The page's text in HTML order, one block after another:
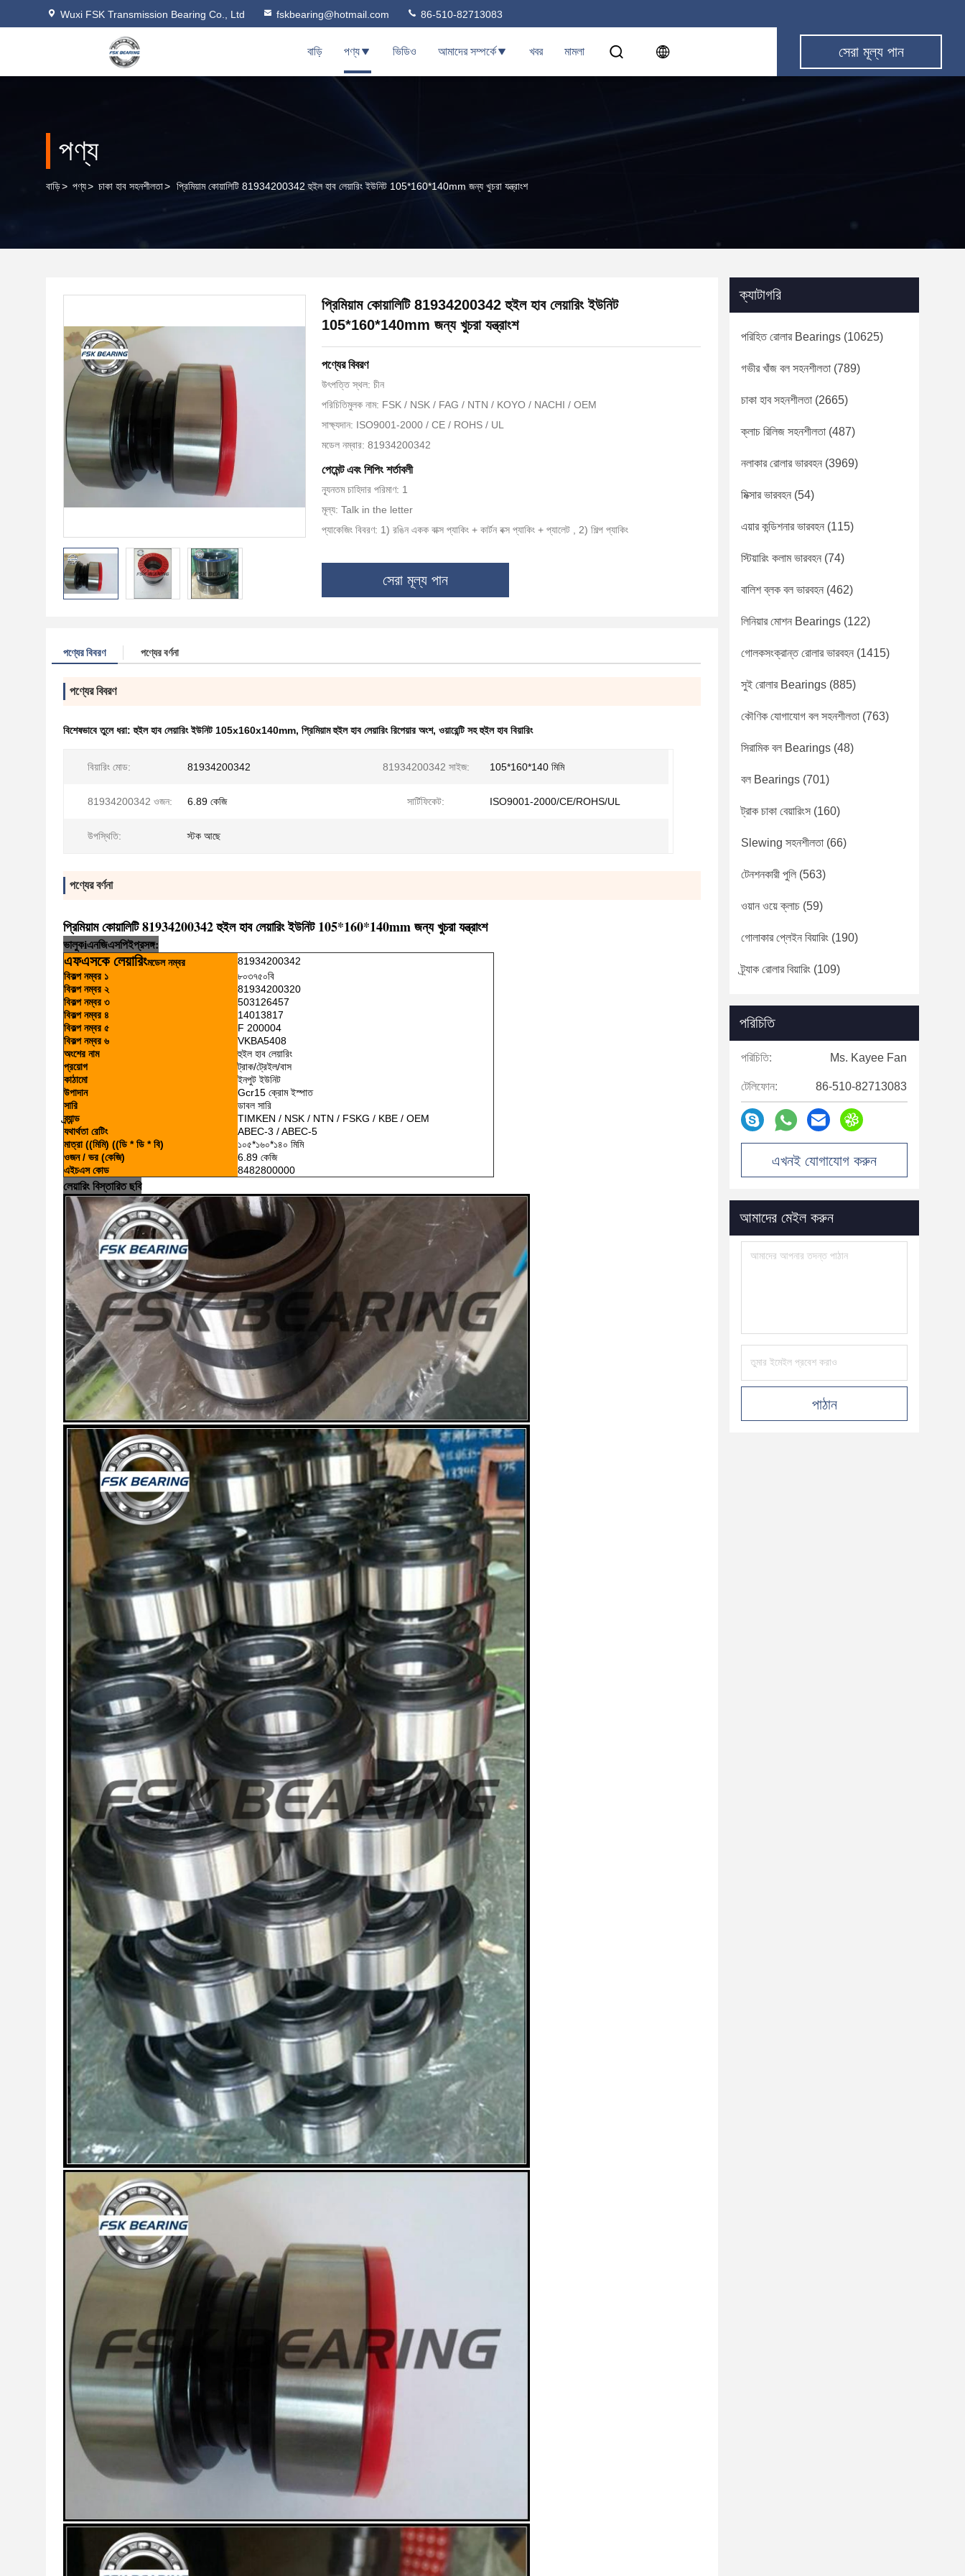
Wuxi FSK Transmission Bearing Co., Ltd fskbearing@hotmail.com 86-510-82713083
বাড়ি পণ্য ভিডিও আমাদের সম্পর্কে খবর মামলা সেরা মূল্য পান
পণ্য
বাড়ি> পণ্য> চাকা হাব সহনশীলতা> প্রিমিয়াম কোয়ালিটি 81934200342 হুইল হাব লেয়ারিং ইউনিট 105*160*140mm জন্য খুচরা যন্ত্রাংশ
প্রিমিয়াম কোয়ালিটি 81934200342 হুইল হাব লেয়ারিং ইউনিট
105*160*140mm জন্য খুচরা যন্ত্রাংশ
পণ্যের বিবরণ
উৎপত্তি স্থল: চীন
পরিচিতিমুলক নাম: FSK / NSK / FAG / NTN / KOYO / NACHI / OEM
সাক্ষ্যদান: ISO9001-2000 / CE / ROHS / UL
মডেল নম্বার: 81934200342
পেমেন্ট এবং শিপিং শর্তাবলী
ন্যূনতম চাহিদার পরিমাণ: 1
মূল্য: Talk in the letter
প্যাকেজিং বিবরণ: 1) রঙিন একক বাক্স প্যাকিং + কার্টন বক্স প্যাকিং + প্যালেট , 2) শিল্প প্যাকিং
সেরা মূল্য পান
পণ্যের বিবরণ পণ্যের বর্ণনা
পণ্যের বিবরণ
বিশেষভাবে তুলে ধরা:হুইল হাব লেয়ারিং ইউনিট 105x160x140mm, প্রিমিয়াম হুইল হাব লেয়ারিং রিপেয়ার অংশ, ওয়ারেন্টি সহ হুইল হাব বিয়ারিং
বিয়ারিং মোড: 81934200342 81934200342 সাইজ: 105*160*140 মিমি
81934200342 ওজন: 6.89 কেজি সার্টিফিকেট: ISO9001-2000/CE/ROHS/UL
উপস্থিতি: স্টক আছে
পণ্যের বর্ণনা
প্রিমিয়াম কোয়ালিটি 81934200342 হুইল হাব লেয়ারিং ইউনিট 105*160*140mm জন্য খুচরা যন্ত্রাংশ
ভালুকiএনজিএসপিইপ্রসঙ্গ:
এফএসকে লেয়ারিংমডেল নম্বর
81934200342
বিকল্প নম্বর ১
৮০৩৭৫০বি
বিকল্প নম্বর ২
81934200320
বিকল্প নম্বর ৩
503126457
বিকল্প নম্বর ৪
14013817
বিকল্প নম্বর ৫
F 200004
বিকল্প নম্বর ৬
VKBA5408
অংশের নাম
হুইল হাব লেয়ারিং
প্রয়োগ
ট্রাক/ট্রেইল/বাস
কাঠামো
ইনপুট ইউনিট
উপাদান
Gcr15 ক্রোম ইস্পাত
সারি
ডাবল সারি
ব্র্যান্ড
TIMKEN / NSK / NTN / FSKG / KBE / OEM
যথার্থতা রেটিং
ABEC-3 / ABEC-5
মাত্রা ((মিমি) ((ডি * ডি * বি)
১০৫*১৬০*১৪০ মিমি
ওজন / ভর (কেজি)
6.89 কেজি
এইচএস কোড
8482800000
লেয়ারিং বিস্তারিত ছবি
ক্যাটাগরি
পরিহিত রোলার Bearings (10625)
গভীর খাঁজ বল সহনশীলতা (789)
চাকা হাব সহনশীলতা (2665)
ক্লাচ রিলিজ সহনশীলতা (487)
নলাকার রোলার ভারবহন (3969)
মিক্সার ভারবহন (54)
এয়ার কন্ডিশনার ভারবহন (115)
স্টিয়ারিং কলাম ভারবহন (74)
বালিশ ব্লক বল ভারবহন (462)
লিনিয়ার মোশন Bearings (122)
গোলকসংক্রান্ত রোলার ভারবহন (1415)
সুই রোলার Bearings (885)
কৌণিক যোগাযোগ বল সহনশীলতা (763)
সিরামিক বল Bearings (48)
বল Bearings (701)
ট্রাক চাকা বেয়ারিংস (160)
Slewing সহনশীলতা (66)
টেনশনকারী পুলি (563)
ওয়ান ওয়ে ক্লাচ (59)
গোলাকার প্লেইন বিয়ারিং (190)
ট্র্যাক রোলার বিয়ারিং (109)
পরিচিতি
পরিচিতি: Ms. Kayee Fan
টেলিফোন: 86-510-82713083
এখনই যোগাযোগ করুন
আমাদের মেইল ​​করুন
পাঠান